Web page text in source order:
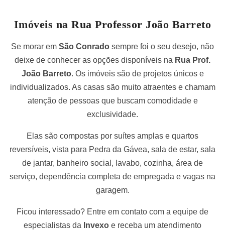
Imóveis na Rua Professor João Barreto
Se morar em São Conrado sempre foi o seu desejo, não
deixe de conhecer as opções disponíveis na Rua Prof.
João Barreto. Os imóveis são de projetos únicos e
individualizados. As casas são muito atraentes e chamam
atenção de pessoas que buscam comodidade e
exclusividade.
Elas são compostas por suítes amplas e quartos
reversíveis, vista para Pedra da Gávea, sala de estar, sala
de jantar, banheiro social, lavabo, cozinha, área de
serviço, dependência completa de empregada e vagas na
garagem.
Ficou interessado? Entre em contato com a equipe de
especialistas da Invexo e receba um atendimento